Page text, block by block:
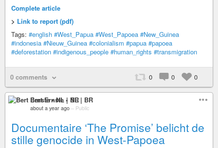
Complete article
> Link to report (pdf)
Tags: #english #West_Papua #West_Papoea #New_Guinea
#indonesia #Nieuw_Guinea #colonialism #papua #papoea
#deforestation #indigenous_people #human_rights #transmigration
0 comments 0 0 0
Bert Ernste • NL | BR
about a year ago – Public
Documentaire ‘The Promise’ belicht de
stille genocide in West-Papoea